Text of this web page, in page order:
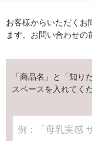
お客様からいただくお
ます。お問い合わせの
「商品名」と「知り
スペースを入れてく